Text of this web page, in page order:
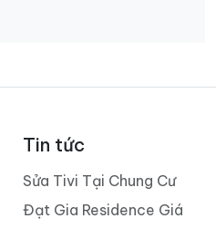
Tin tức
Sửa Tivi Tại Chung Cư
Đạt Gia Residence Giá